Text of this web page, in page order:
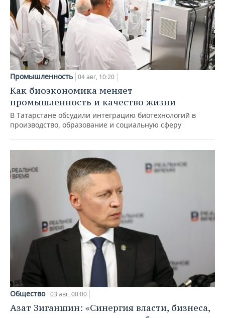
Промышленность 04 авг, 10:20
Как биоэкономика меняет
промышленность и качество жизни
В Татарстане обсудили интеграцию биотехнологий в
производство, образование и социальную сферу
Общество 03 авг, 00:00
Азат Зиганшин: «Синергия власти, бизнеса,